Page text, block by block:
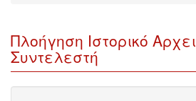
Πλοήγηση Ιστορικό
Συντελεστή